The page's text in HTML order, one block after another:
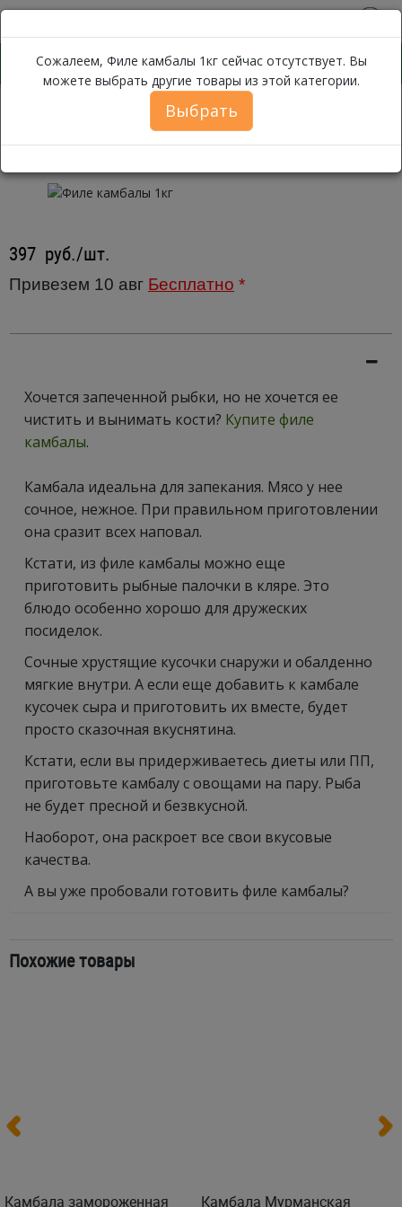
Камбала Филе камбалы 1кг
Сожалеем, Филе камбалы 1кг сейчас отсутствует. Вы
можете выбрать другие товары из этой категории.
Выбрать
Филе камбалы 1кг
397 руб./шт.
Привезем 10 авг Бесплатно *
Хочется запеченной рыбки, но не хочется ее
чистить и вынимать кости? Купите филе
камбалы.
Камбала идеальна для запекания. Мясо у нее
сочное, нежное. При правильном приготовлении
она сразит всех наповал.
Кстати, из филе камбалы можно еще
приготовить рыбные палочки в кляре. Это
блюдо особенно хорошо для дружеских
посиделок.
Сочные хрустящие кусочки снаружи и обалденно
мягкие внутри. А если еще добавить к камбале
кусочек сыра и приготовить их вместе, будет
просто сказочная вкуснятина.
Кстати, если вы придерживаетесь диеты или ПП,
приготовьте камбалу с овощами на пару. Рыба
не будет пресной и безвкусной.
Наоборот, она раскроет все свои вкусовые
качества.
А вы уже пробовали готовить филе камбалы?
Похожие товары
Камбала замороженная Камбала Мурманская